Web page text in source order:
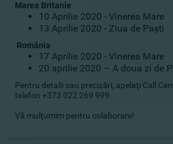
Marea Britanie
10 Aprilie 2020 - Vinerea Mare
13 Aprilie 2020 - Ziua de Paşti
România
17 Aprilie 2020 - Vinerea Mare
20 aprilie 2020 – A doua zi de
Pentru detalii sau precizări, apelaţi Call
telefon +373 022 269 999.
Vă mulţumim pentru colaborare!